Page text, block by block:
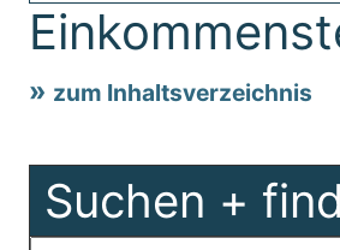
zum Inhaltsverzeichnis
Suchen +